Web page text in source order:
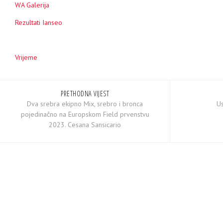
WA Galerija
Rezultati Ianseo
Vrijeme
PRETHODNA VIJEST
Dva srebra ekipno Mix, srebro i bronca
pojedinačno na Europskom Field prvenstvu
2023. Cesana Sansicario